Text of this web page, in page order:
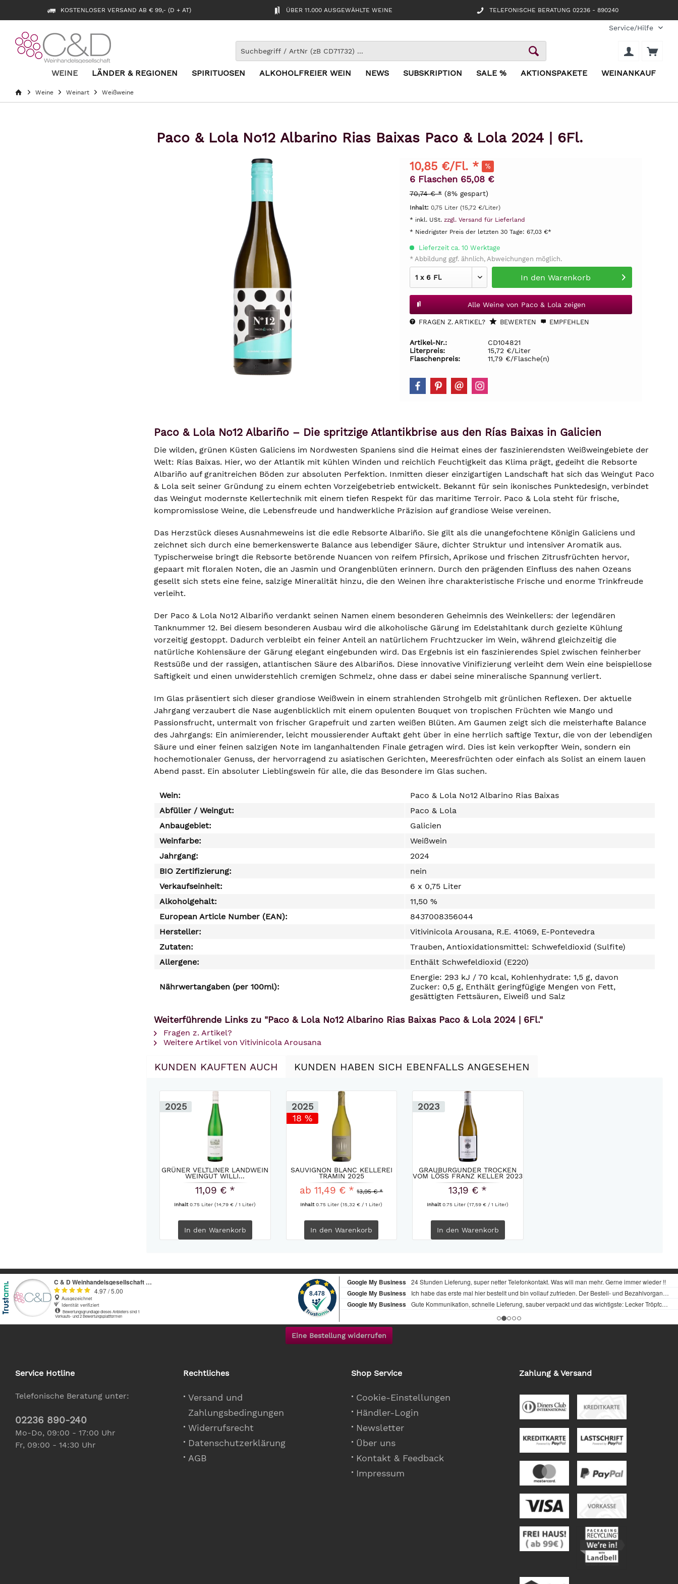
KOSTENLOSER VERSAND AB € 99,- (D + AT) ÜBER 11.000 AUSGEWÄHLTE WEINE TELEFONISCHE BERATUNG 02236 - 890240
Service/Hilfe
WEINE LÄNDER & REGIONEN SPIRITUOSEN ALKOHOLFREIER WEIN NEWS SUBSKRIPTION SALE % AKTIONSPAKETE WEINANKAUF
Weine Weinart Weißweine
Paco & Lola No12 Albarino Rias Baixas Paco & Lola 2024 | 6Fl.
10,85 €/Fl. *
6 Flaschen 65,08 €
70,74 € * (8% gespart)
Inhalt: 0,75 Liter (15,72 €/Liter)
* inkl. USt. zzgl. Versand für Lieferland
* Niedrigster Preis der letzten 30 Tage: 67,03 €*
Lieferzeit ca. 10 Werktage
* Abbildung ggf. ähnlich, Abweichungen möglich.
In den Warenkorb
Alle Weine von Paco & Lola zeigen
FRAGEN Z. ARTIKEL? BEWERTEN EMPFEHLEN
Artikel-Nr.:
CD104821
Literpreis:
15,72 €/Liter
Flaschenpreis:
11,79 €/Flasche(n)
Paco & Lola No12 Albariño – Die spritzige Atlantikbrise aus den Rías Baixas in Galicien
Die wilden, grünen Küsten Galiciens im Nordwesten Spaniens sind die Heimat eines der faszinierendsten Weißweingebiete der
Welt: Rías Baixas. Hier, wo der Atlantik mit kühlen Winden und reichlich Feuchtigkeit das Klima prägt, gedeiht die Rebsorte
Albariño auf granitreichen Böden zur absoluten Perfektion. Inmitten dieser einzigartigen Landschaft hat sich das Weingut Paco
& Lola seit seiner Gründung zu einem echten Vorzeigebetrieb entwickelt. Bekannt für sein ikonisches Punktedesign, verbindet
das Weingut modernste Kellertechnik mit einem tiefen Respekt für das maritime Terroir. Paco & Lola steht für frische,
kompromisslose Weine, die Lebensfreude und handwerkliche Präzision auf grandiose Weise vereinen.
Das Herzstück dieses Ausnahmeweins ist die edle Rebsorte Albariño. Sie gilt als die unangefochtene Königin Galiciens und
zeichnet sich durch eine bemerkenswerte Balance aus lebendiger Säure, dichter Struktur und intensiver Aromatik aus.
Typischerweise bringt die Rebsorte betörende Nuancen von reifem Pfirsich, Aprikose und frischen Zitrusfrüchten hervor,
gepaart mit floralen Noten, die an Jasmin und Orangenblüten erinnern. Durch den prägenden Einfluss des nahen Ozeans
gesellt sich stets eine feine, salzige Mineralität hinzu, die den Weinen ihre charakteristische Frische und enorme Trinkfreude
verleiht.
Der Paco & Lola No12 Albariño verdankt seinen Namen einem besonderen Geheimnis des Weinkellers: der legendären
Tanknummer 12. Bei diesem besonderen Ausbau wird die alkoholische Gärung im Edelstahltank durch gezielte Kühlung
vorzeitig gestoppt. Dadurch verbleibt ein feiner Anteil an natürlichem Fruchtzucker im Wein, während gleichzeitig die
natürliche Kohlensäure der Gärung elegant eingebunden wird. Das Ergebnis ist ein faszinierendes Spiel zwischen feinherber
Restsüße und der rassigen, atlantischen Säure des Albariños. Diese innovative Vinifizierung verleiht dem Wein eine beispiellose
Saftigkeit und einen unwiderstehlich cremigen Schmelz, ohne dass er dabei seine mineralische Spannung verliert.
Im Glas präsentiert sich dieser grandiose Weißwein in einem strahlenden Strohgelb mit grünlichen Reflexen. Der aktuelle
Jahrgang verzaubert die Nase augenblicklich mit einem opulenten Bouquet von tropischen Früchten wie Mango und
Passionsfrucht, untermalt von frischer Grapefruit und zarten weißen Blüten. Am Gaumen zeigt sich die meisterhafte Balance
des Jahrgangs: Ein animierender, leicht moussierender Auftakt geht über in eine herrlich saftige Textur, die von der lebendigen
Säure und einer feinen salzigen Note im langanhaltenden Finale getragen wird. Dies ist kein verkopfter Wein, sondern ein
hochemotionaler Genuss, der hervorragend zu asiatischen Gerichten, Meeresfrüchten oder einfach als Solist an einem lauen
Abend passt. Ein absoluter Lieblingswein für alle, die das Besondere im Glas suchen.
Wein:
Paco & Lola No12 Albarino Rias Baixas
Abfüller / Weingut:
Paco & Lola
Anbaugebiet:
Galicien
Weinfarbe:
Weißwein
Jahrgang:
2024
BIO Zertifizierung:
nein
Verkaufseinheit:
6 x 0,75 Liter
Alkoholgehalt:
11,50 %
European Article Number (EAN):
8437008356044
Hersteller:
Vitivinicola Arousana, R.E. 41069, E-Pontevedra
Zutaten:
Trauben, Antioxidationsmittel: Schwefeldioxid (Sulfite)
Allergene:
Enthält Schwefeldioxid (E220)
Nährwertangaben (per 100ml):
Energie: 293 kJ / 70 kcal, Kohlenhydrate: 1,5 g, davon
Zucker: 0,5 g, Enthält geringfügige Mengen von Fett,
gesättigten Fettsäuren, Eiweiß und Salz
Weiterführende Links zu "Paco & Lola No12 Albarino Rias Baixas Paco & Lola 2024 | 6Fl."
Fragen z. Artikel?
Weitere Artikel von Vitivinicola Arousana
KUNDEN KAUFTEN AUCH KUNDEN HABEN SICH EBENFALLS ANGESEHEN
2025
GRÜNER VELTLINER LANDWEIN
WEINGUT WILLI...
11,09 € *
Inhalt0.75 Liter(14,79 € / 1 Liter)
In den Warenkorb
2025
18 %
SAUVIGNON BLANC KELLEREI
TRAMIN 2025
ab 11,49 € * 13,95 € *
Inhalt0.75 Liter(15,32 € / 1 Liter)
In den Warenkorb
2023
GRAUBURGUNDER TROCKEN
VOM LÖSS FRANZ KELLER 2023
13,19 € *
Inhalt0.75 Liter(17,59 € / 1 Liter)
In den Warenkorb
Eine Bestellung widerrufen
Service Hotline
Telefonische Beratung unter:
02236 890-240
Mo-Do, 09:00 - 17:00 Uhr
Fr, 09:00 - 14:30 Uhr
Rechtliches
Versand und
Zahlungsbedingungen
Widerrufsrecht
Datenschutzerklärung
AGB
Shop Service
Cookie-Einstellungen
Händler-Login
Newsletter
Über uns
Kontakt & Feedback
Impressum
Zahlung & Versand